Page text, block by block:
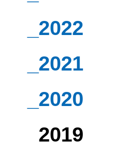
_2022
_2021
_2020
_2019